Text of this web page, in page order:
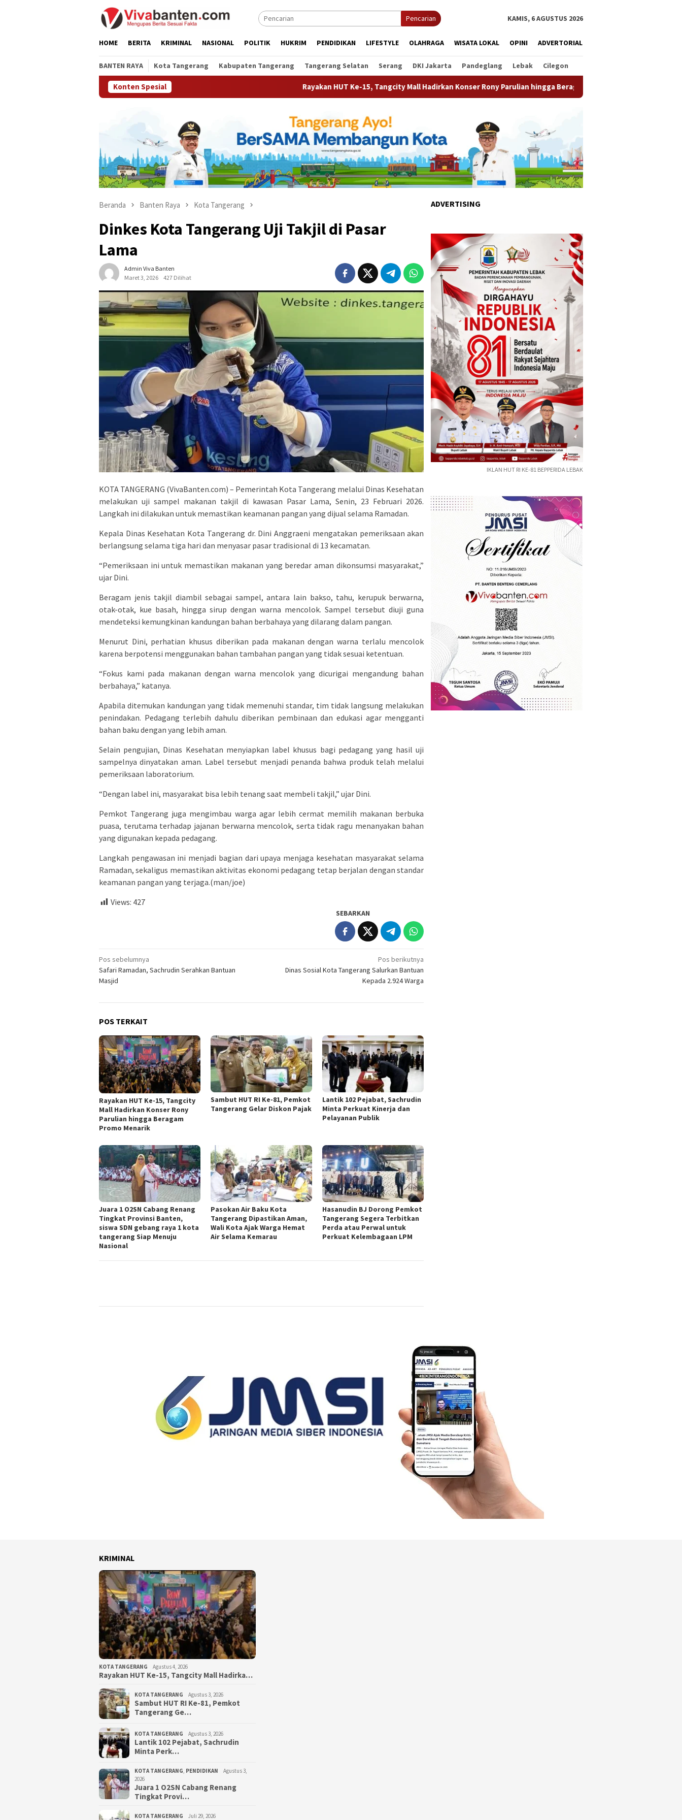
Pencarian KAMIS, 6 AGUSTUS 2026
HOME BERITA KRIMINAL NASIONAL POLITIK HUKRIM PENDIDIKAN LIFESTYLE OLAHRAGA WISATA LOKAL OPINI ADVERTORIAL
BANTEN RAYA Kota Tangerang Kabupaten Tangerang Tangerang Selatan Serang DKI Jakarta Pandeglang Lebak Cilegon
Konten Spesial Rayakan HUT Ke-15, Tangcity Mall Hadirkan Konser Rony Parulian hingga Beragam Promo Menarik
Beranda Banten Raya Kota Tangerang
Dinkes Kota Tangerang Uji Takjil di Pasar
Lama
Admin Viva Banten
Maret 3, 2026
427 Dilihat
KOTA TANGERANG (VivaBanten.com) – Pemerintah Kota Tangerang melalui Dinas Kesehatan
melakukan uji sampel makanan takjil di kawasan Pasar Lama, Senin, 23 Februari 2026.
Langkah ini dilakukan untuk memastikan keamanan pangan yang dijual selama Ramadan.
Kepala Dinas Kesehatan Kota Tangerang dr. Dini Anggraeni mengatakan pemeriksaan akan
berlangsung selama tiga hari dan menyasar pasar tradisional di 13 kecamatan.
“Pemeriksaan ini untuk memastikan makanan yang beredar aman dikonsumsi masyarakat,”
ujar Dini.
Beragam jenis takjil diambil sebagai sampel, antara lain bakso, tahu, kerupuk berwarna,
otak-otak, kue basah, hingga sirup dengan warna mencolok. Sampel tersebut diuji guna
mendeteksi kemungkinan kandungan bahan berbahaya yang dilarang dalam pangan.
Menurut Dini, perhatian khusus diberikan pada makanan dengan warna terlalu mencolok
karena berpotensi menggunakan bahan tambahan pangan yang tidak sesuai ketentuan.
“Fokus kami pada makanan dengan warna mencolok yang dicurigai mengandung bahan
berbahaya,” katanya.
Apabila ditemukan kandungan yang tidak memenuhi standar, tim tidak langsung melakukan
penindakan. Pedagang terlebih dahulu diberikan pembinaan dan edukasi agar mengganti
bahan baku dengan yang lebih aman.
Selain pengujian, Dinas Kesehatan menyiapkan label khusus bagi pedagang yang hasil uji
sampelnya dinyatakan aman. Label tersebut menjadi penanda bahwa produk telah melalui
pemeriksaan laboratorium.
“Dengan label ini, masyarakat bisa lebih tenang saat membeli takjil,” ujar Dini.
Pemkot Tangerang juga mengimbau warga agar lebih cermat memilih makanan berbuka
puasa, terutama terhadap jajanan berwarna mencolok, serta tidak ragu menanyakan bahan
yang digunakan kepada pedagang.
Langkah pengawasan ini menjadi bagian dari upaya menjaga kesehatan masyarakat selama
Ramadan, sekaligus memastikan aktivitas ekonomi pedagang tetap berjalan dengan standar
keamanan pangan yang terjaga.(man/joe)
Views: 427
SEBARKAN
Navigasi
pos
Pos sebelumnya
Safari Ramadan, Sachrudin Serahkan Bantuan
Masjid
Pos berikutnya
Dinas Sosial Kota Tangerang Salurkan Bantuan
Kepada 2.924 Warga
POS TERKAIT
Rayakan HUT Ke-15, Tangcity
Mall Hadirkan Konser Rony
Parulian hingga Beragam
Promo Menarik
Sambut HUT RI Ke-81, Pemkot
Tangerang Gelar Diskon Pajak
Lantik 102 Pejabat, Sachrudin
Minta Perkuat Kinerja dan
Pelayanan Publik
Juara 1 O2SN Cabang Renang
Tingkat Provinsi Banten,
siswa SDN gebang raya 1 kota
tangerang Siap Menuju
Nasional
Pasokan Air Baku Kota
Tangerang Dipastikan Aman,
Wali Kota Ajak Warga Hemat
Air Selama Kemarau
Hasanudin BJ Dorong Pemkot
Tangerang Segera Terbitkan
Perda atau Perwal untuk
Perkuat Kelembagaan LPM
ADVERTISING
IKLAN HUT RI KE-81 BEPPERIDA LEBAK
KRIMINAL
KOTA TANGERANG Agustus 4, 2026
Rayakan HUT Ke-15, Tangcity Mall Hadirka…
KOTA TANGERANG Agustus 3, 2026
Sambut HUT RI Ke-81, Pemkot
Tangerang Ge…
KOTA TANGERANG Agustus 3, 2026
Lantik 102 Pejabat, Sachrudin
Minta Perk…
KOTA TANGERANG PENDIDIKAN
Agustus 3,
2026
Juara 1 O2SN Cabang Renang
Tingkat Provi…
KOTA TANGERANG Juli 29, 2026